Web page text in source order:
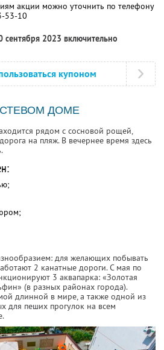
акции можно уточнить по телефону
53-10
сентября 2023 включительно
купоном
ДОМЕ
рядом с сосновой рощей,
на пляж. В вечернее время здесь
для желающих побывать
2 канатные дороги. С мая по
3 аквапарка: «Золотая
(в разных районах города).
длинной в мире, а также одной из
для пеших прогулок на всем